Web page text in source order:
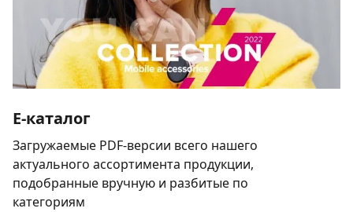
E-каталог
Загружаемые PDF-версии всего нашего
актуального ассортимента продукции,
подобранные вручную и разбитые по
категориям